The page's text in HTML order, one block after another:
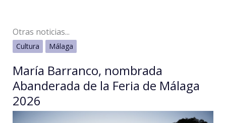
Otras noticias...
Cultura Málaga
María Barranco, nombrada
Abanderada de la Feria de Málaga
2026